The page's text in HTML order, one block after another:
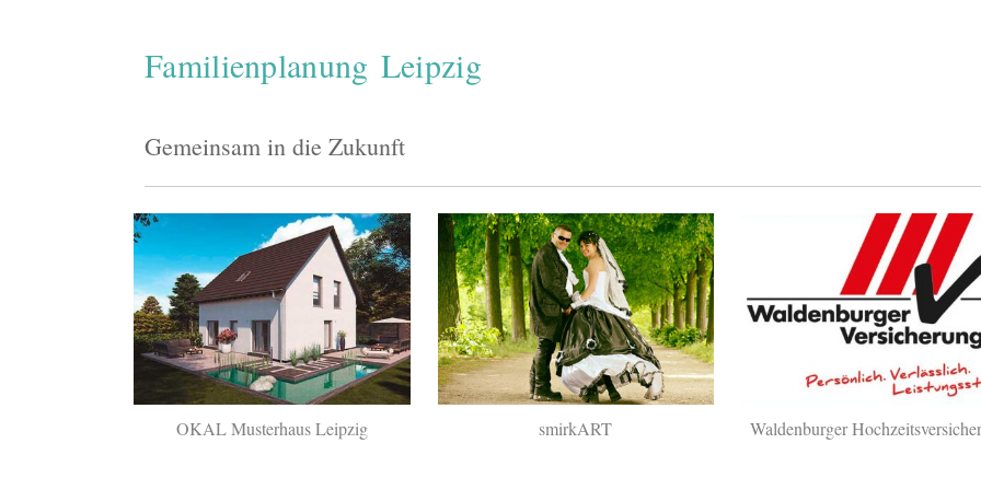
Familienplanung Leipzig
Gemeinsam in die Zukunft
OKAL Musterhaus Leipzig smirkART Waldenburger